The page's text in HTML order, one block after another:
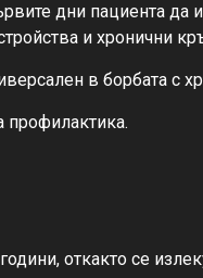
дни пациента да
и хронични
в борбата с
профилактика.
откакто се